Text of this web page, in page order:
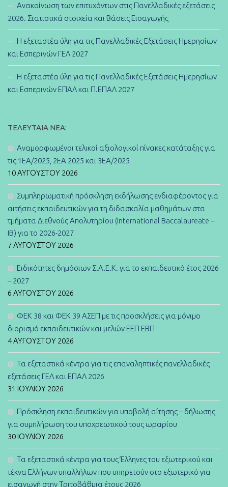
Ανακοίνωση των επιτυχόντων στις Πανελλαδικές εξετάσεις
2026. Στατιστικά στοιχεία και Βάσεις Εισαγωγής
Η εξεταστέα ύλη για τις Πανελλαδικές Εξετάσεις Ημερησίων
και Εσπερινών ΓΕΛ 2027
Η εξεταστέα ύλη για τις Πανελλαδικές Εξετάσεις Ημερησίων
και Εσπερινών ΕΠΑΛ και Π.ΕΠΑΛ 2027
ΤΕΛΕΥΤΑΊΑ ΝΈΑ:
Αναμορφωμένοι τελικοί αξιολογικοί πίνακες κατάταξης για
τις 1ΕΑ/2025, 2ΕΑ 2025 και 3ΕΑ/2025
10 ΑΥΓΟΎΣΤΟΥ 2026
Συμπληρωματική πρόσκληση εκδήλωσης ενδιαφέροντος για
αιτήσεις εκπαιδευτικών για τη διδασκαλία μαθημάτων στα
τμήματα Διεθνούς Απολυτηρίου (International Baccalaureate –
IB) για το 2026-2027
7 ΑΥΓΟΎΣΤΟΥ 2026
Ειδικότητες δημόσιων Σ.Α.Ε.Κ. για το εκπαιδευτικό έτος 2026
– 2027
6 ΑΥΓΟΎΣΤΟΥ 2026
ΦΕΚ 38 και ΦΕΚ 39 ΑΣΕΠ με τις προσκλήσεις για μόνιμο
διορισμό εκπαιδευτικών και μελών ΕΕΠ ΕΒΠ
4 ΑΥΓΟΎΣΤΟΥ 2026
Τα εξεταστικά κέντρα για τις επαναληπτικές πανελλαδικές
εξετάσεις ΓΕΛ και ΕΠΑΛ 2026
31 ΙΟΥΛΊΟΥ 2026
Πρόσκληση εκπαιδευτικών για υποβολή αίτησης – δήλωσης
για συμπλήρωση του υποχρεωτικού τους ωραρίου
30 ΙΟΥΛΊΟΥ 2026
Τα εξεταστικά κέντρα για τους Έλληνες του εξωτερικού και
τέκνα Ελλήνων υπαλλήλων που υπηρετούν στο εξωτερικό για
εισαγωγή στην Τριτοβάθμια έτους 2026